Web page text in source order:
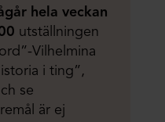
hela veckan
utställningen
Vilhelmina
i ting”,
se
är ej